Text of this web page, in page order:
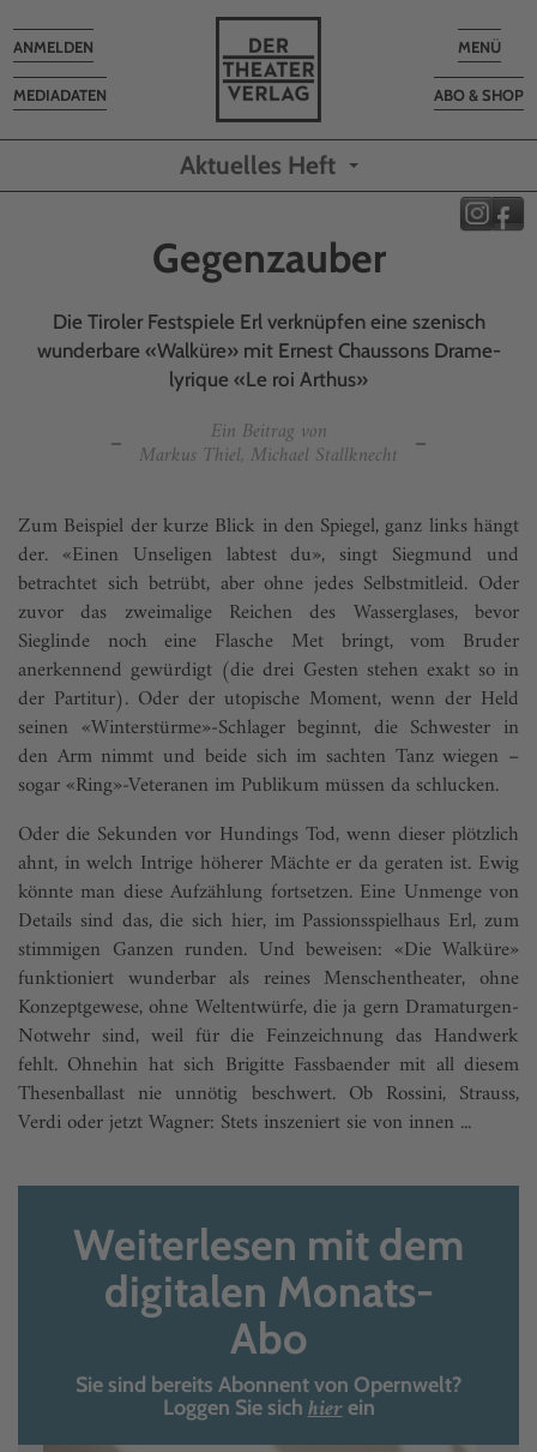
Toggle
MENÜ
ABO & SHOP
MEDIADATEN
Toggle
navigation
ANMELDEN
Aktuelles Heft
Gegenzauber
Die Tiroler Festspiele Erl verknüpfen eine szenisch
wunderbare «Walküre» mit Ernest Chaussons Drame-
lyrique «Le roi Arthus»
Ein Beitrag von
Markus Thiel, Michael Stallknecht
Zum Beispiel der kurze Blick in den Spiegel, ganz links hängt
der. «Einen Unseligen labtest du», singt Siegmund und
betrachtet sich betrübt, aber ohne jedes Selbstmitleid. Oder
zuvor das zweimalige Reichen des Wasserglases, bevor
Sieglinde noch eine Flasche Met bringt, vom Bruder
anerkennend gewürdigt (die drei Gesten stehen exakt so in
der Partitur). Oder der utopische Moment, wenn der Held
seinen «Winterstürme»-Schlager beginnt, die Schwester in
den Arm nimmt und beide sich im sachten Tanz wiegen –
sogar «Ring»-Veteranen im Publikum müssen da schlucken.
Oder die Sekunden vor Hundings Tod, wenn dieser plötzlich
ahnt, in welch Intrige höherer Mächte er da geraten ist. Ewig
könnte man diese Aufzählung fortsetzen. Eine Unmenge von
Details sind das, die sich hier, im Passionsspielhaus Erl, zum
stimmigen Ganzen runden. Und beweisen: «Die Walküre»
funktioniert wunderbar als reines Menschentheater, ohne
Konzeptgewese, ohne Weltentwürfe, die ja gern Dramaturgen-
Notwehr sind, weil für die Feinzeichnung das Handwerk
fehlt. Ohnehin hat sich Brigitte Fassbaender mit all diesem
Thesenballast nie unnötig beschwert. Ob Rossini, Strauss,
Verdi oder jetzt Wagner: Stets inszeniert sie von innen ...
Weiterlesen mit dem
digitalen Monats-
Abo
Sie sind bereits Abonnent von Opernwelt?
Loggen Sie sich hierein